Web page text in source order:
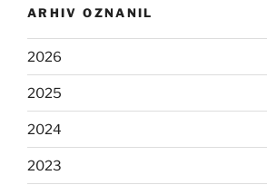
ARHIV OZNANIL
2026
2025
2024
2023